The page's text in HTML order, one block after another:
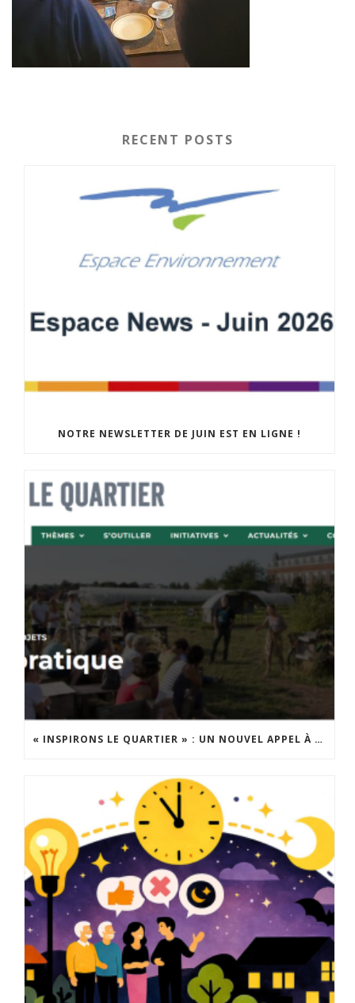
RECENT POSTS
NOTRE NEWSLETTER DE JUIN EST EN LIGNE !
« INSPIRONS LE QUARTIER » : UN NOUVEL APPEL À PROJETS EST LANCÉ !